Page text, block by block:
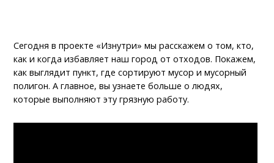
Сегодня в проекте «Изнутри» мы расскажем о том, кто,
как и когда избавляет наш город от отходов. Покажем,
как выглядит пункт, где сортируют мусор и мусорный
полигон. А главное, вы узнаете больше о людях,
которые выполняют эту грязную работу.